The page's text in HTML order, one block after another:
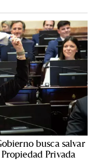
busca salvar
Privada